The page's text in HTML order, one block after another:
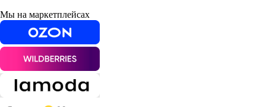
Мы на маркетплейсах